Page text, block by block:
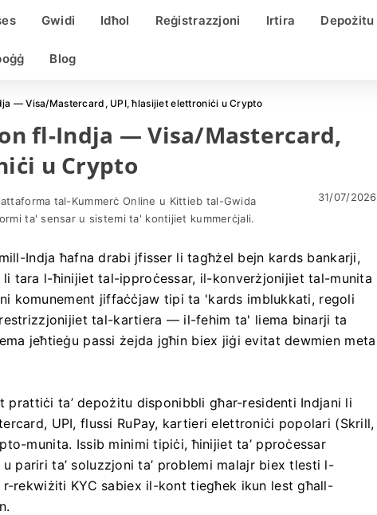
Gwidi Idħol Reġistrazzjoni Irtira Depożitu
Blog
— Visa/Mastercard, UPI, ħlasijiet elettroniċi u Crypto
fl-Indja — Visa/Mastercard,
u Crypto
tal-Kummerċ Online u Kittieb tal-Gwida
ta' sensar u sistemi ta' kontijiet kummerċjali.
31/07/2026
Indja ħafna drabi jfisser li tagħżel bejn kards bankarji,
tara l-ħinijiet tal-ipproċessar, il-konverżjonijiet tal-munita
komunement jiffaċċjaw tipi ta 'kards imblukkati, regoli
tal-kartiera — il-fehim ta' liema binarji ta
jeħtieġu passi żejda jgħin biex jiġi evitat dewmien meta
ta’ depożitu disponibbli għar-residenti Indjani li
UPI, flussi RuPay, kartieri elettroniċi popolari (Skrill,
munita. Issib minimi tipiċi, ħinijiet ta’ pproċessar
pariri ta’ soluzzjoni ta’ problemi malajr biex tlesti l-
rekwiżiti KYC sabiex il-kont tiegħek ikun lest għall-